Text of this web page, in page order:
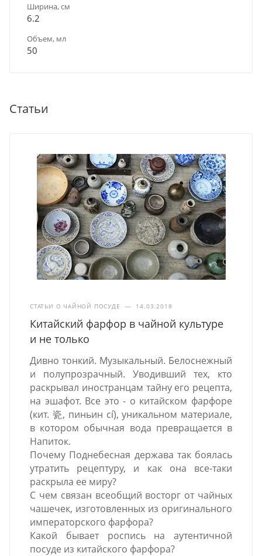
Ширина, см
6.2
Объем, мл
50
Статьи
СТАТЬИ О ЧАЙНОЙ ПОСУДЕ — 14.03.2018
Китайский фарфор в чайной культуре
и не только
Дивно тонкий. Музыкальный. Белоснежный
и полупрозрачный. Уводивший тех, кто
раскрывал иностранцам тайну его рецепта,
на эшафот. Все это - о китайском фарфоре
(кит. 瓷, пиньин cí), уникальном материале,
в котором обычная вода превращается в
Напиток.
Почему Поднебесная держава так боялась
утратить рецептуру, и как она все-таки
раскрыла ее миру?
С чем связан всеобщий восторг от чайных
чашечек, изготовленных из оригинального
императорского фарфора?
Какой бывает роспись на аутентичной
посуде из китайского фарфора?